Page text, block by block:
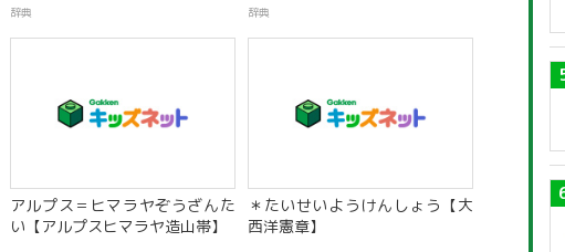
辞典 辞典
アルプス＝ヒマラヤぞうざんた
い【アルプスヒマラヤ造山帯】
＊たいせいようけんしょう【大
西洋憲章】